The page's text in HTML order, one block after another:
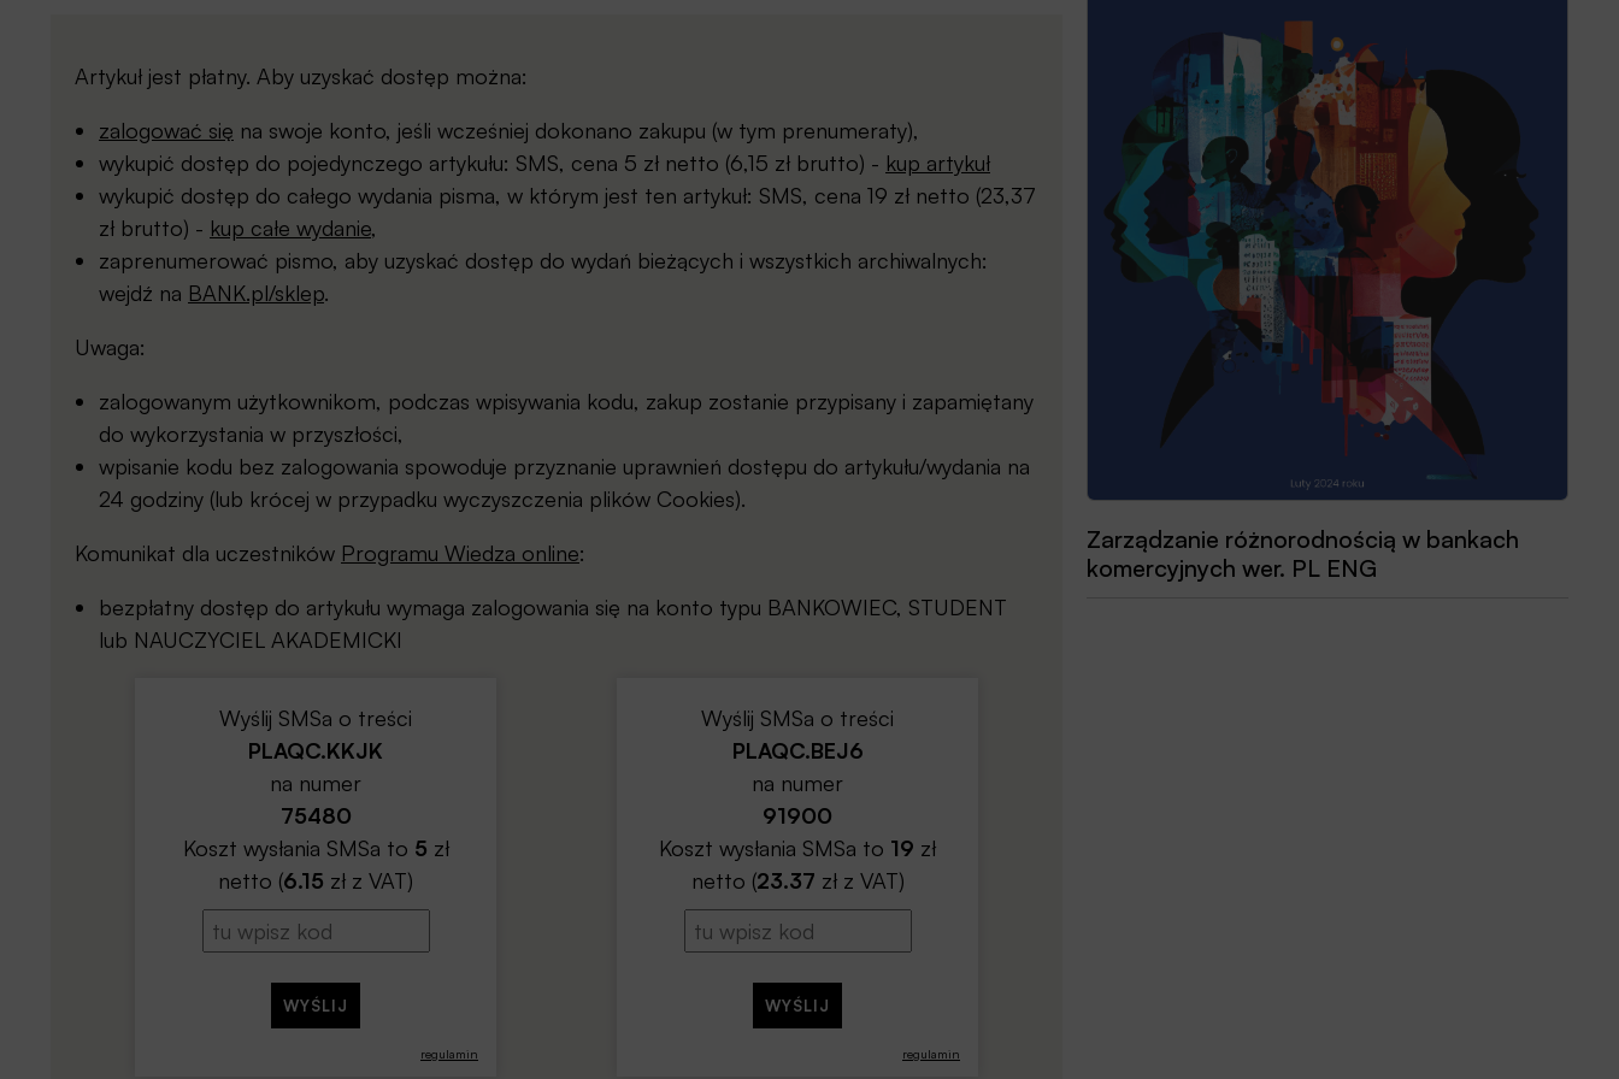
Artykuł jest płatny. Aby uzyskać dostęp można:
zalogować się na swoje konto, jeśli wcześniej dokonano zakupu (w tym prenumeraty),
wykupić dostęp do pojedynczego artykułu: SMS, cena 5 zł netto (6,15 zł brutto) - kup artykuł
wykupić dostęp do całego wydania pisma, w którym jest ten artykuł: SMS, cena 19 zł netto (23,37
zł brutto) - kup całe wydanie,
zaprenumerować pismo, aby uzyskać dostęp do wydań bieżących i wszystkich archiwalnych:
wejdź na BANK.pl/sklep.
Uwaga:
zalogowanym użytkownikom, podczas wpisywania kodu, zakup zostanie przypisany i zapamiętany
do wykorzystania w przyszłości,
wpisanie kodu bez zalogowania spowoduje przyznanie uprawnień dostępu do artykułu/wydania na
24 godziny (lub krócej w przypadku wyczyszczenia plików Cookies).
Komunikat dla uczestników Programu Wiedza online:
bezpłatny dostęp do artykułu wymaga zalogowania się na konto typu BANKOWIEC, STUDENT
lub NAUCZYCIEL AKADEMICKI
regulamin
Wyślij SMSa o treści
PLAQC.KKJK
na numer
75480
Koszt wysłania SMSa to 5 zł
netto (6.15 zł z VAT)
regulamin
Wyślij SMSa o treści
PLAQC.BEJ6
na numer
91900
Koszt wysłania SMSa to 19 zł
netto (23.37 zł z VAT)
Zarządzanie różnorodnością w bankach
komercyjnych wer. PL ENG